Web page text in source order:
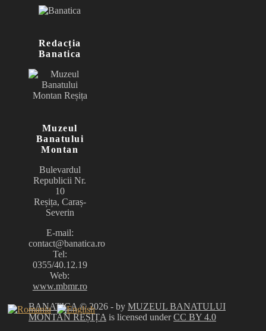
Redacția
Banatica
Muzeul
Banatului
Montan
Bulevardul
Republicii Nr.
10
Reșița, Caraș-
Severin
E-mail:
contact@banatica.ro
Tel:
0355/40.12.19
Web:
www.mbmr.ro
BANATICA© 2026 - by MUZEUL BANATULUI
MONTAN REȘIȚA is licensed underCC BY 4.0